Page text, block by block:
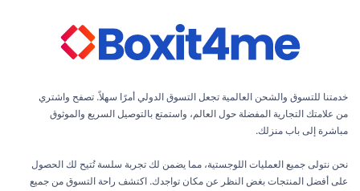
خدمتنا للتسوق والشحن العالمية تجعل التسوق الدولي أمرًا سهلاً. تصفح واشتري
من علامتك التجارية المفضلة حول العالم، واستمتع بالتوصيل السريع والموثوق
مباشرة إلى باب منزلك.
نحن نتولى جميع العمليات اللوجستية، مما يضمن لك تجربة سلسة تُتيح لك الحصول
على أفضل المنتجات بغض النظر عن مكان تواجدك. اكتشف راحة التسوق من جميع